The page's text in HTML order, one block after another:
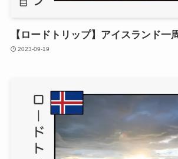
【ロードトリップ】アイスランド一
2023-09-19